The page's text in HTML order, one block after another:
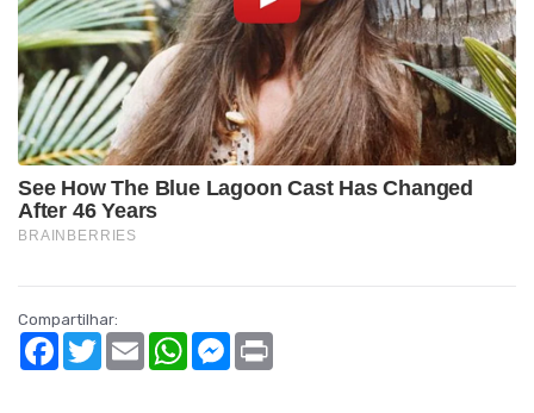
Compartilhar:
Facebook
TwitterEmail WhatsAppMessenger